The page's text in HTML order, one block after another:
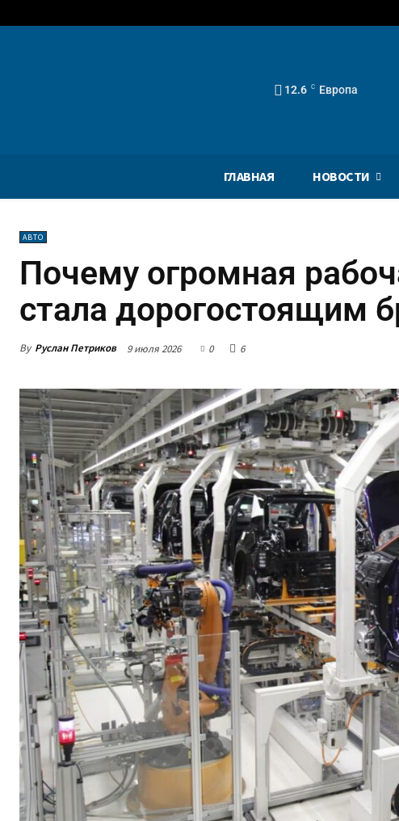
12.6 C Европа
ГЛАВНАЯ НОВОСТИ
АВТО
Почему огромная
стала дорогостоящим
By Руслан Петриков 9 июля 2026 0 6